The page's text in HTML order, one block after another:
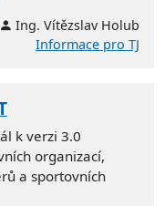
Ing. Vítězslav Holub
Informace pro TJ
k verzi 3.0
organizací,
a sportovních